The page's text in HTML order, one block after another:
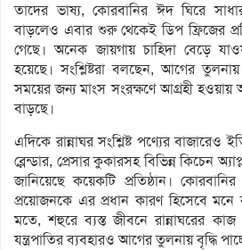
তাদের ভাষ্য, কোরবানির ঈদ ঘিরে
বাড়লেও এবার শুরু থেকেই ডিপ ফ্রিজের
গেছে। অনেক জায়গায় চাহিদা বেড়ে
হয়েছে। সংশ্লিষ্টরা বলছেন, আগের
সময়ের জন্য মাংস সংরক্ষণে আগ্রহী হওয়ায়
বাড়ছে।
এদিকে রান্নাঘর সংশ্লিষ্ট পণ্যের বাজারেও
ব্লেন্ডার, প্রেসার কুকারসহ বিভিন্ন কিচেন
জানিয়েছে কয়েকটি প্রতিষ্ঠান।
প্রয়োজনকে এর প্রধান কারণ হিসেবে মনে
মতে, শহুরে ব্যস্ত জীবনে রান্নাঘরের
যন্ত্রপাতির ব্যবহারও আগের তুলনায় বৃদ্ধি